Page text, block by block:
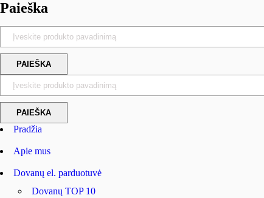
Paieška
Pradžia
Apie mus
Dovanų el. parduotuvė
Dovanų TOP 10